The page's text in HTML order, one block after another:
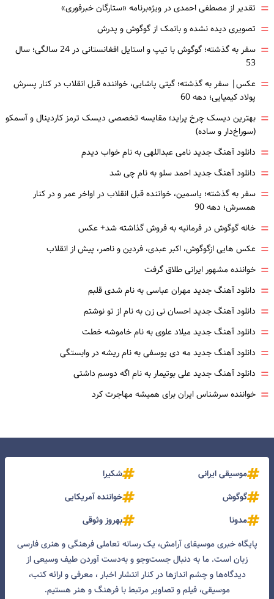
= تقدیر از مصطفی احمدی در ویژه‌برنامه «ستارگان خبرفوری»
= تصویری دیده نشده و بانمک از گوگوش و پدرش
=
سفر به گذشته؛ گوگوش با تیپ و استایل افغانستانی در 24 سالگی؛ سال
53
= عکس| سفر به گذشته؛ گیتی پاشایی، خواننده قبل انقلاب در کنار پسرش
پولاد کیمیایی؛ دهه 60
= بهترین دیسک چرخ پراید؛ مقایسه تخصصی دیسک ترمز کاردینال و آسمکو
(سوراخ‌دار و ساده)
= دانلود آهنگ جدید نامی عبداللهی به نام خواب دیدم
= دانلود آهنگ جدید احمد سلو به نام چی شد
= سفر به گذشته؛ یاسمین، خواننده قبل انقلاب در اواخر عمر و در کنار
همسرش؛ دهه 90
= خانه گوگوش در فرمانیه به فروش گذاشته شد+ عکس
= عکس هایی ازگوگوش، اکبر عبدی، فردین و ناصر، پیش از انقلاب
= خواننده مشهور ایرانی طلاق گرفت
= دانلود آهنگ جدید مهران عباسی به نام شدی قلبم
= دانلود آهنگ جدید احسان نی زن به نام از تو نوشتم
= دانلود آهنگ جدید میلاد علوی به نام خاموشه خطت
= دانلود آهنگ جدید مه دی یوسفی به نام ریشه در وابستگی
= دانلود آهنگ جدید علی بوتیمار به نام اگه دوسم داشتی
= خواننده سرشناس ایران برای همیشه مهاجرت کرد
موسیقی ایرانی
شکیرا
گوگوش
خواننده آمریکایی
مدونا
بهروز وثوقی
پایگاه خبری موسیقای آرامش، یک رسانه تعاملی فرهنگی و هنری فارسی
زبان است. ما به دنبال جست‌و‌جو و به‌دست آوردن طیف وسیعی از
دیدگاه‌ها و چشم انداز‌ها در کنار انتشار اخبار ، معرفی و ارائه کتب،
موسیقی، فیلم و تصاویر مرتبط با فرهنگ و هنر هستیم.